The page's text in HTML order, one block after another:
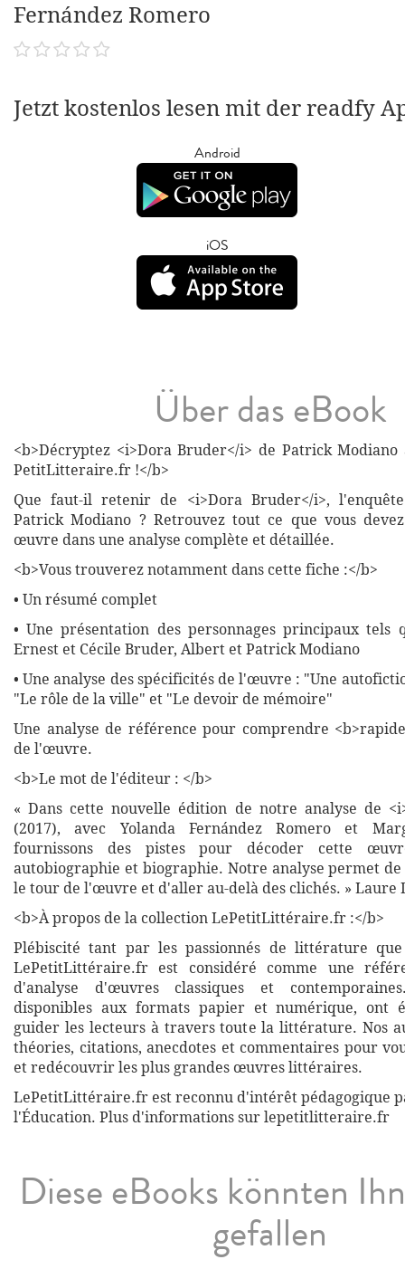
Fernández Romero
Jetzt kostenlos lesen mit der readfy
Android
iOS
Über das eBook
<b>Décryptez <i>Dora Bruder</i> de Patrick Modiano
PetitLitteraire.fr !</b>
Que faut-il retenir de <i>Dora Bruder</i>,
Patrick Modiano ? Retrouvez tout ce que vous
œuvre dans une analyse complète et détaillée.
<b>Vous trouverez notamment dans cette fiche :</b>
• Un résumé complet
• Une présentation des personnages principaux tels
Ernest et Cécile Bruder, Albert et Patrick Modiano
• Une analyse des spécificités de l'œuvre : "Une
"Le rôle de la ville" et "Le devoir de mémoire"
Une analyse de référence pour comprendre
de l'œuvre.
<b>Le mot de l'éditeur : </b>
« Dans cette nouvelle édition de notre analyse de
(2017), avec Yolanda Fernández Romero et
fournissons des pistes pour décoder cette
autobiographie et biographie. Notre analyse permet
le tour de l'œuvre et d'aller au-delà des clichés. » Laure
<b>À propos de la collection LePetitLittéraire.fr :</b>
Plébiscité tant par les passionnés de littérature
LePetitLittéraire.fr est considéré comme une
d'analyse d'œuvres classiques et
disponibles aux formats papier et numérique, ont
guider les lecteurs à travers toute la littérature. Nos
théories, citations, anecdotes et commentaires pour
et redécouvrir les plus grandes œuvres littéraires.
LePetitLittéraire.fr est reconnu d'intérêt pédagogique
l'Éducation. Plus d'informations sur lepetitlitteraire.fr
Diese eBooks könnten
gefallen